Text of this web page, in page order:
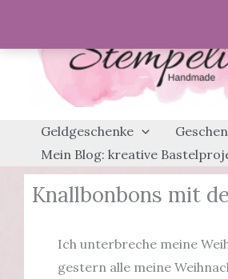
springen
Geldgeschenke
Mein Blog: kreative
Knallbonbons mit
Ich unterbreche meine
gestern alle meine